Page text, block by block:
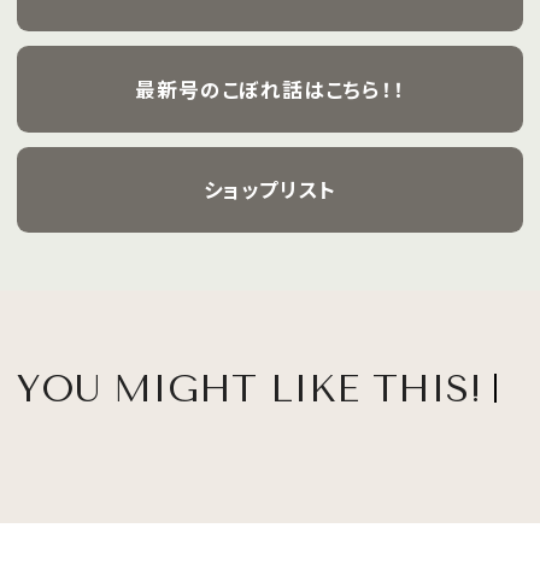
最新号のこぼれ話はこちら！！
ショップリスト
YOU MIGHT LIKE THIS!